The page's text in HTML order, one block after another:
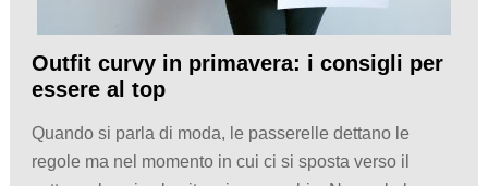
Outfit curvy in primavera: i consigli per
essere al top
Quando si parla di moda, le passerelle dettano le
regole ma nel momento in cui ci si sposta verso il